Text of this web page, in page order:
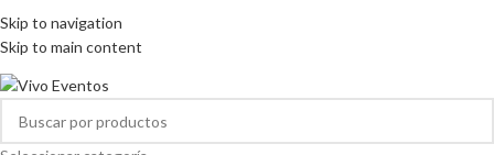
Skip to navigation
Skip to main content
HORARIOS DE ATENCIÓN: 8:00 - 17:00 HORAS
ARRIENDO DE MOBILIARIO PARA EVENTOS